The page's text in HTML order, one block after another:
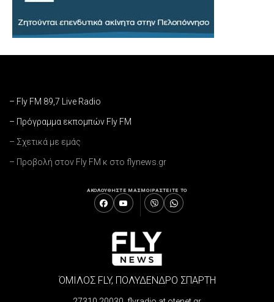
– Fly FM 89,7 Live Radio
– Πρόγραμμα εκπομπών Fly FM
– Σχετικά με εμάς
– Προβολή στον Fly FM κ στο flynews.gr
ΑΚΟΛΟΥΘΗΣΤΕ ΜΑΣΜΟΙΡΑΣΤΕΙΤΕ ΤΟ
ΌΜΙΛΟΣ FLY, ΠΟΛΥΔΕΝΔΡΟ ΣΠΑΡΤΗ